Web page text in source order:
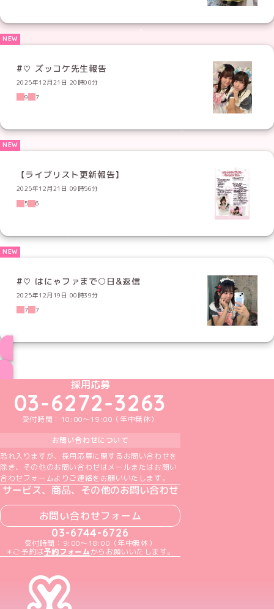
#♡ ズッコケ先生報告
2025年12月21日 20時00分
9
7
【ライブリスト更新報告】
2025年12月21日 09時56分
5
6
#♡ はにゃファまで○日&返信
2025年12月19日 00時39分
7
7
めいどりーみんTikTok公式アカウント
めいどりーみんX公式アカウント
めいどりーみんInstagram公式アカウント
めいどりーみんFacebook公式アカウン
めいどりーみんYouTube公式アカ
採用応募
03-6272-3263
受付時間：10:00～19:00（年中無休）
お問い合わせについて
恐れ入りますが、採用応募に関するお問い合わせを
除き、その他のお問い合わせはメールまたはお問い
合わせフォームよりご連絡をお願いいたします。
サービス、商品、その他のお問い合わせ
お問い合わせフォーム
03-6744-6726
受付時間：9:00～18:00（年中無休）
＊ご予約は予約フォームからお願いいたします。